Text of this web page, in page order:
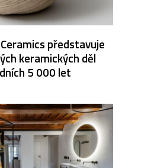
představuje
keramických děl
5 000 let